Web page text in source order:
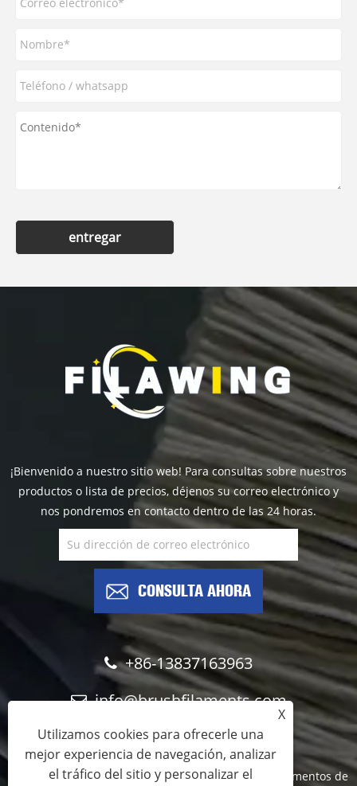
entregar
¡Bienvenido a nuestro sitio web! Para consultas sobre nuestros
productos o lista de precios, déjenos su correo electrónico y
nos pondremos en contacto dentro de las 24 horas.
CONSULTA AHORA
+86-13837163963
info@brushfilaments.com
Copyright © 2023 Filawing Industry Co., Limited - Filamentos de
X
Utilizamos cookies para ofrecerle una
mejor experiencia de navegación, analizar
el tráfico del sitio y personalizar el